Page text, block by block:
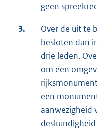
geen
3.
Over de uit te
besloten dan
drie leden.
om een
een
aanwezigheid